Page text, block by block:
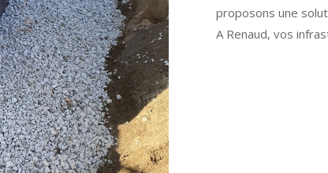
proposons une
A Renaud, vos